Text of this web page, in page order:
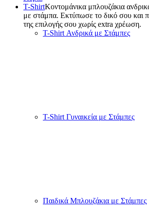
T-ShirtΚοντομάνικα μπλουζάκια
με στάμπα. Εκτύπωσε το δικό σου και
της επιλογής σου χωρίς extra χρέωση.
T-Shirt Ανδρικά με Στάμπες
T-Shirt Γυναικεία με Στάμπες
Παιδικά Μπλουζάκια με Στάμπες